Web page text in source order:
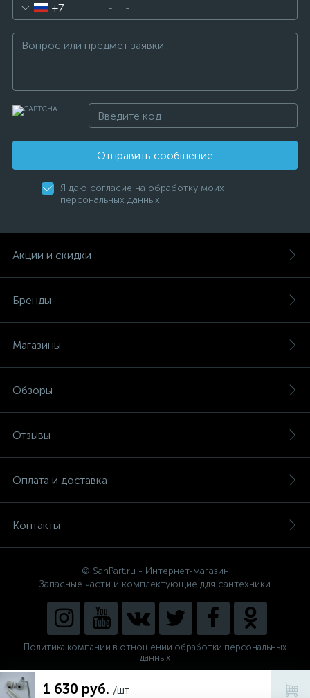
1 630 руб. /шт
+7
Отправить сообщение
Я даю согласие на обработку моих
персональных данных
Акции и скидки
Бренды
Магазины
Обзоры
Отзывы
Оплата и доставка
Контакты
© SanPart.ru - Интернет-магазин
Запасные части и комплектующие для сантехники
Политика компании в отношении обработки персональных
данных